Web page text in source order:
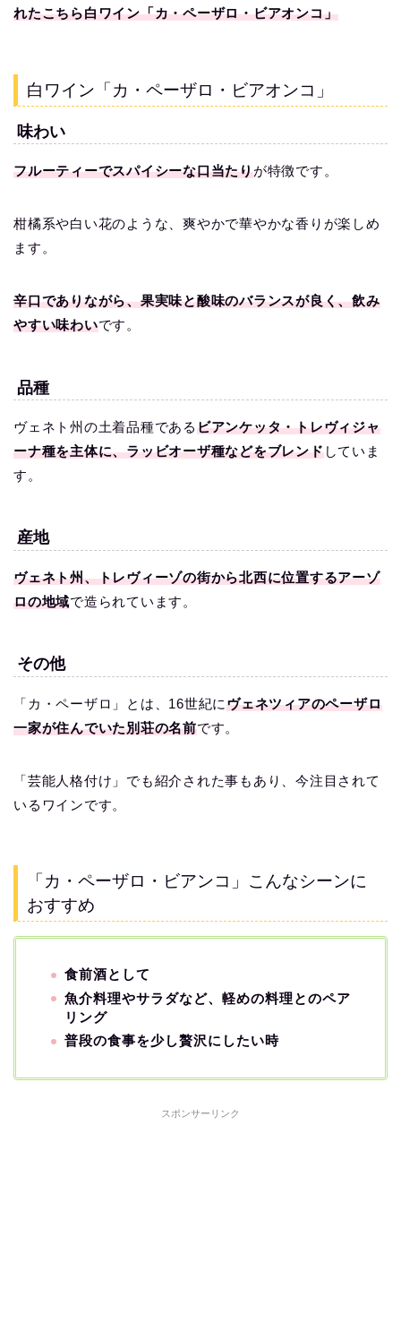
れたこちら白ワイン「カ・ペーザロ・ビアオンコ」
白ワイン「カ・ペーザロ・ビアオンコ」
味わい
フルーティーでスパイシーな口当たりが特徴です。
柑橘系や白い花のような、爽やかで華やかな香りが楽しめ
ます。
辛口でありながら、果実味と酸味のバランスが良く、飲み
やすい味わいです。
品種
ヴェネト州の土着品種であるビアンケッタ・トレヴィジャ
ーナ種を主体に、ラッビオーザ種などをブレンドしていま
す。
産地
ヴェネト州、トレヴィーゾの街から北西に位置するアーゾ
ロの地域で造られています。
その他
「カ・ペーザロ」とは、16世紀にヴェネツィアのペーザロ
一家が住んでいた別荘の名前です。
「芸能人格付け」でも紹介された事もあり、今注目されて
いるワインです。
「カ・ペーザロ・ビアンコ」こんなシーンに
おすすめ
食前酒として
魚介料理やサラダなど、軽めの料理とのペア
リング
普段の食事を少し贅沢にしたい時
スポンサーリンク